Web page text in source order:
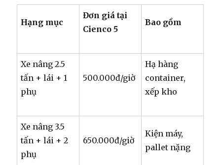
Hạng mục
Đơn giá tại
Cienco 5
Bao gồm
Xe nâng 2.5
tấn + lái + 1
phụ
500.000đ/giờ
Hạ hàng
container,
xếp kho
Xe nâng 3.5
tấn + lái + 2
phụ
650.000đ/giờ
Kiện máy,
pallet nặng